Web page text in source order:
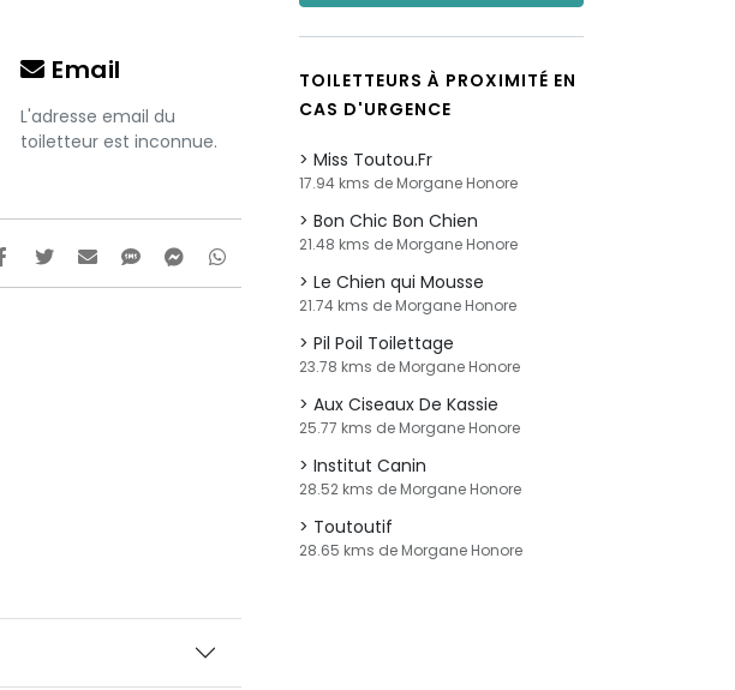
Email
L'adresse email du
toiletteur est inconnue.
TOILETTEURS À PROXIMITÉ EN
CAS D'URGENCE
Miss Toutou.Fr
17.94 kms de Morgane Honore
Bon Chic Bon Chien
21.48 kms de Morgane Honore
Le Chien qui Mousse
21.74 kms de Morgane Honore
Pil Poil Toilettage
23.78 kms de Morgane Honore
Aux Ciseaux De Kassie
25.77 kms de Morgane Honore
Institut Canin
28.52 kms de Morgane Honore
Toutoutif
28.65 kms de Morgane Honore